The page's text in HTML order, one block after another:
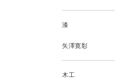
漆
矢澤寛彰
木工